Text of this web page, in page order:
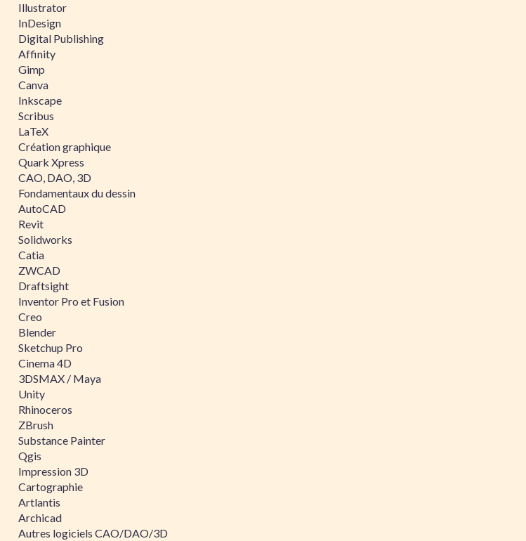
Illustrator
InDesign
Digital Publishing
Affinity
Gimp
Canva
Inkscape
Scribus
LaTeX
Création graphique
Quark Xpress
CAO, DAO, 3D
Fondamentaux du dessin
AutoCAD
Revit
Solidworks
Catia
ZWCAD
Draftsight
Inventor Pro et Fusion
Creo
Blender
Sketchup Pro
Cinema 4D
3DSMAX / Maya
Unity
Rhinoceros
ZBrush
Substance Painter
Qgis
Impression 3D
Cartographie
Artlantis
Archicad
Autres logiciels CAO/DAO/3D